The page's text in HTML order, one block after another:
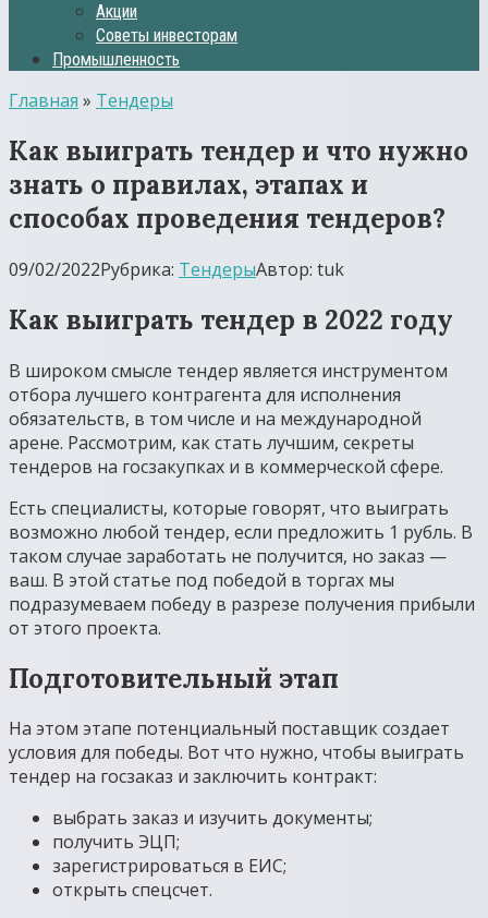
Акции
Советы инвесторам
Промышленность
Главная » Тендеры
Как выиграть тендер и что нужно
знать о правилах, этапах и
способах проведения тендеров?
09/02/2022Рубрика: ТендерыАвтор: tuk
Как выиграть тендер в 2022 году
В широком смысле тендер является инструментом
отбора лучшего контрагента для исполнения
обязательств, в том числе и на международной
арене. Рассмотрим, как стать лучшим, секреты
тендеров на госзакупках и в коммерческой сфере.
Есть специалисты, которые говорят, что выиграть
возможно любой тендер, если предложить 1 рубль. В
таком случае заработать не получится, но заказ —
ваш. В этой статье под победой в торгах мы
подразумеваем победу в разрезе получения прибыли
от этого проекта.
Подготовительный этап
На этом этапе потенциальный поставщик создает
условия для победы. Вот что нужно, чтобы выиграть
тендер на госзаказ и заключить контракт:
выбрать заказ и изучить документы;
получить ЭЦП;
зарегистрироваться в ЕИС;
открыть спецсчет.